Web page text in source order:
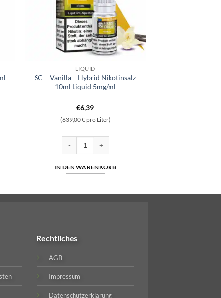
LIQUID
SC – Vanilla – Hybrid Nikotinsalz
10ml Liquid 5mg/ml
€6,39
(639,00 € pro Liter)
IN DEN WARENKORB
Rechtliches
AGB
Impressum
Datenschutzerklärung